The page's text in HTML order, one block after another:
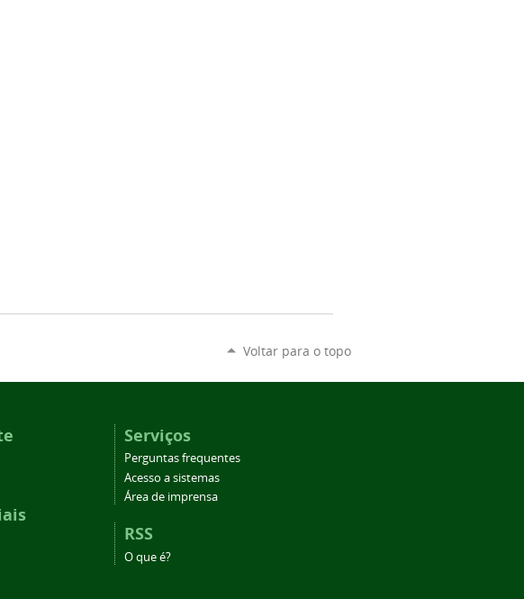
Voltar para o topo
Serviços
Perguntas frequentes
Acesso a sistemas
Área de imprensa
RSS
O que é?